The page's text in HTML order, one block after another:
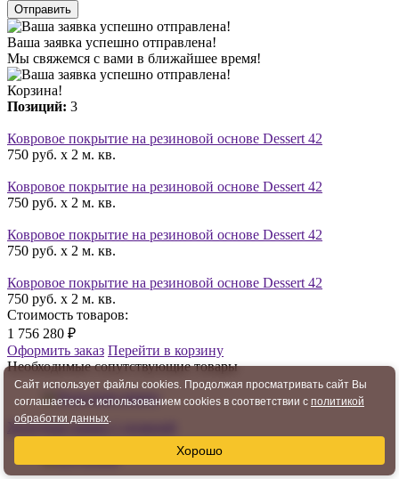
Отправить
Ваша заявка успешно отправлена!
Мы свяжемся с вами в ближайшее время!
Корзина!
Позиций: 3
Ковровое покрытие на резиновой основе Dessert 42
750 руб. x 2 м. кв.
Ковровое покрытие на резиновой основе Dessert 42
750 руб. x 2 м. кв.
Ковровое покрытие на резиновой основе Dessert 42
750 руб. x 2 м. кв.
Ковровое покрытие на резиновой основе Dessert 42
750 руб. x 2 м. кв.
Стоимость товаров:
1 756 280 ₽
Оформить заказ Перейти в корзину
Необходимые сопутствующие товары
Холодная сварка
Сайт использует файлы cookies. Продолжая просматривать сайт Вы
соглашаетесь с использованием cookies в соответствии с политикой
обработки данных.
Хорошо